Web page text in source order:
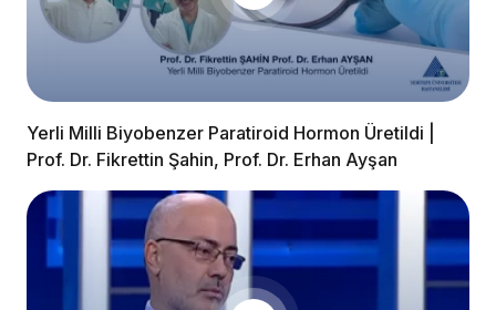
Yerli Milli Biyobenzer Paratiroid Hormon Üretildi |
Prof. Dr. Fikrettin Şahin, Prof. Dr. Erhan Ayşan